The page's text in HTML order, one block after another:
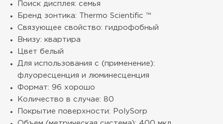
Поиск дисплея: семья
Бренд зонтика: Thermo Scientific ™
Связующее свойство: гидрофобный
Внизу: квартира
Цвет белый
Для использования с (применение):
флуоресценция и люминесценция
Формат: 96 хорошо
Количество в случае: 80
Покрытие поверхности: PolySorp